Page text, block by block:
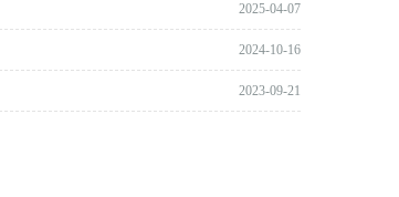
2025-04-07
2024-10-16
2023-09-21